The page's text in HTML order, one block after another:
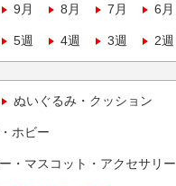
9月 8月 7月 6月
5週 4週 3週 2週
ぬいぐるみ・クッション
ホビー
・マスコット・アクセサリー